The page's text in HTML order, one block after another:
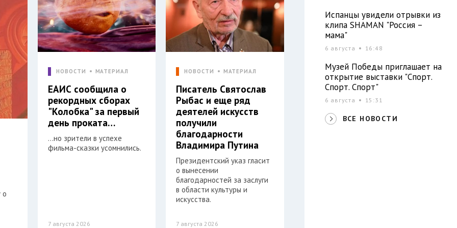
о
НОВОСТИ МАТЕРИАЛ
ЕАИС сообщила о
рекордных сборах
"Колобка" за первый
день проката…
…но зрители в успехе
фильма-сказки усомнились.
7 августа 2026
НОВОСТИ МАТЕРИАЛ
Писатель Святослав
Рыбас и еще ряд
деятелей искусств
получили
благодарности
Владимира Путина
Президентский указ гласит
о вынесении
благодарностей за заслуги
в области культуры и
искусства.
7 августа 2026
Испанцы увидели отрывки из
клипа SHAMAN "Россия –
мама"
6 августа 16:48
Музей Победы приглашает на
открытие выставки "Спорт.
Спорт. Спорт"
6 августа 15:31
ВСЕ НОВОСТИ